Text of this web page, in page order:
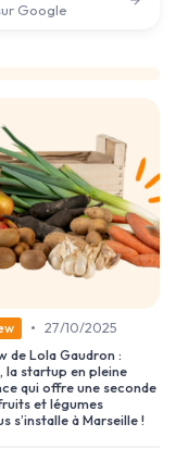
Google
• 27/10/2025
de Lola Gaudron :
la startup en pleine
qui offre une seconde
et légumes
s’installe à Marseille !